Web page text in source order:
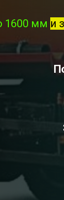
1600 мм и